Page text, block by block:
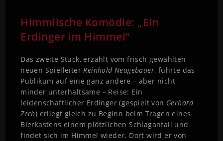
Himmlische Komödie: „Ein
Erdinger im Himmel“
Das zweite Stück, erzählt vom frisch gewählten
neuen SpielleiterReinhold Neugebauer, führte das
Publikum auf eine ganz andere – aber nicht
minder unterhaltsame – Reise: Ein
leidenschaftlicher Erdinger (gespielt von Gerhard
Zech) erliegt gleich zu Beginn beim Tragen eines
Bierkastens einem plötzlichen Schlaganfall und
findet sich im Himmel wieder. Dort wird er von